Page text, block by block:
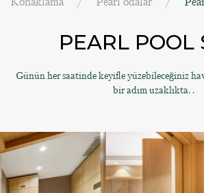
PEARL POOL
Günün her saatinde keyifle yüzebileceğiniz
bir adım uzaklıkta. .